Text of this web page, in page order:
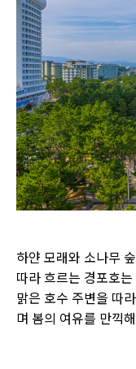
하얀 모래와 소나무
따라 흐르는 경포호
맑은 호수 주변을 따
며 봄의 여유를 만끽